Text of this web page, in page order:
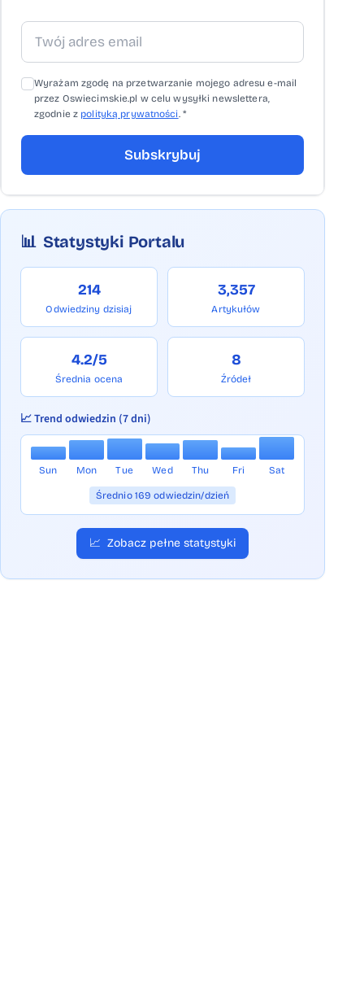
Wyrażam zgodę na przetwarzanie mojego adresu e-mail
przez Oswiecimskie.pl w celu wysyłki newslettera,
zgodnie z polityką prywatności. *
Subskrybuj
📊 Statystyki Portalu
214
Odwiedziny dzisiaj
3,357
Artykułów
4.2/5
Średnia ocena
8
Źródeł
📈 Trend odwiedzin (7 dni)
Sun Mon Tue Wed Thu Fri Sat
Średnio 169 odwiedzin/dzień
📈 Zobacz pełne statystyki